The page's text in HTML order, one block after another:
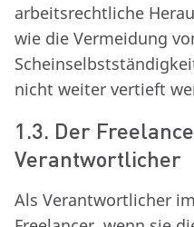
arbeitsrechtliche
wie die Vermeidung
nicht weiter vertieft
1.3. Der
Verantwortlicher
Als Verantwortlicher